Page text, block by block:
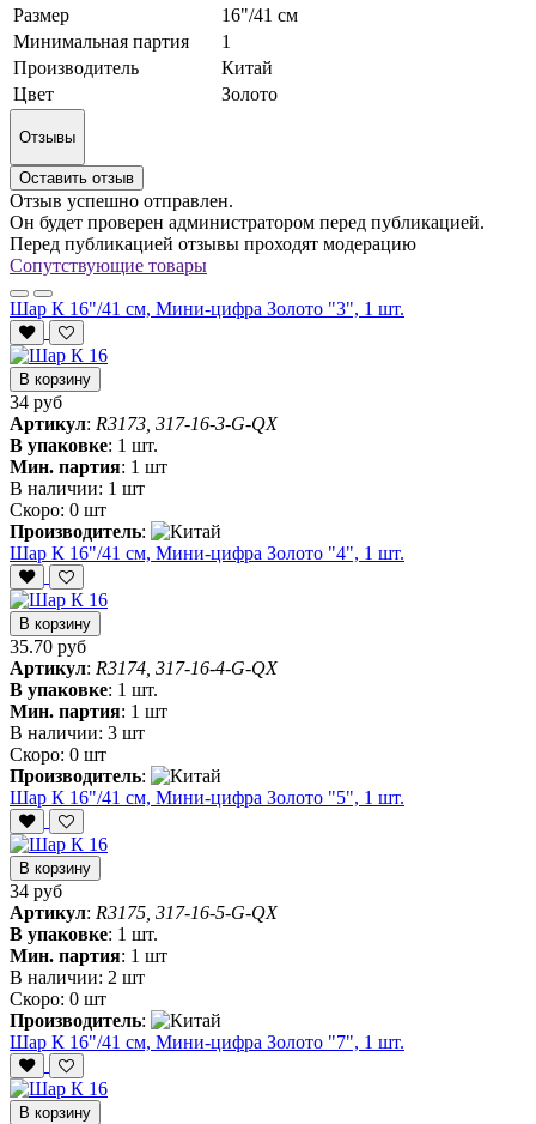
Размер
16"/41 см
Минимальная партия
1
Производитель
Китай
Цвет
Золото
Отзывы
Оставить отзыв
Отзыв успешно отправлен.
Он будет проверен администратором перед публикацией.
Перед публикацией отзывы проходят модерацию
Сопутствующие товары
Шар К 16"/41 см, Мини-цифра Золото "3", 1 шт.
В корзину
34 руб
Артикул: R3173, 317-16-3-G-QX
В упаковке: 1 шт.
Мин. партия: 1 шт
В наличии: 1 шт
Скоро: 0 шт
Производитель:
Шар К 16"/41 см, Мини-цифра Золото "4", 1 шт.
В корзину
35.70 руб
Артикул: R3174, 317-16-4-G-QX
В упаковке: 1 шт.
Мин. партия: 1 шт
В наличии: 3 шт
Скоро: 0 шт
Производитель:
Шар К 16"/41 см, Мини-цифра Золото "5", 1 шт.
В корзину
34 руб
Артикул: R3175, 317-16-5-G-QX
В упаковке: 1 шт.
Мин. партия: 1 шт
В наличии: 2 шт
Скоро: 0 шт
Производитель:
Шар К 16"/41 см, Мини-цифра Золото "7", 1 шт.
В корзину